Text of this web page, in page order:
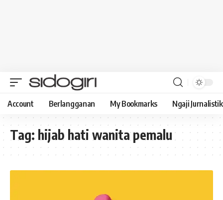
Account Berlangganan My Bookmarks Ngaji Jurnalistik
Tag: hijab hati wanita pemalu